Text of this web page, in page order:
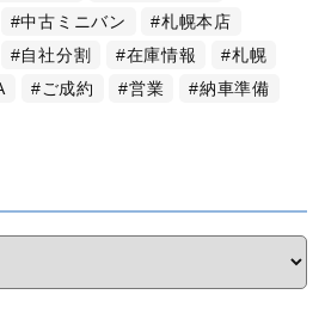
中古ミニバン
札幌本店
自社分割 在庫情報
札幌
ご成約 営業
納車準備